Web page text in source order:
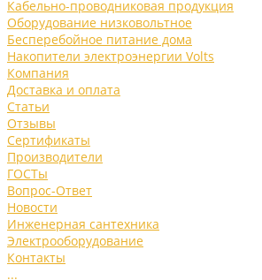
Кабельно-проводниковая продукция
Оборудование низковольтное
Бесперебойное питание дома
Накопители электроэнергии Volts
Компания
Доставка и оплата
Статьи
Отзывы
Сертификаты
Производители
ГОСТы
Вопрос-Ответ
Новости
Инженерная сантехника
Электрооборудование
Контакты
...